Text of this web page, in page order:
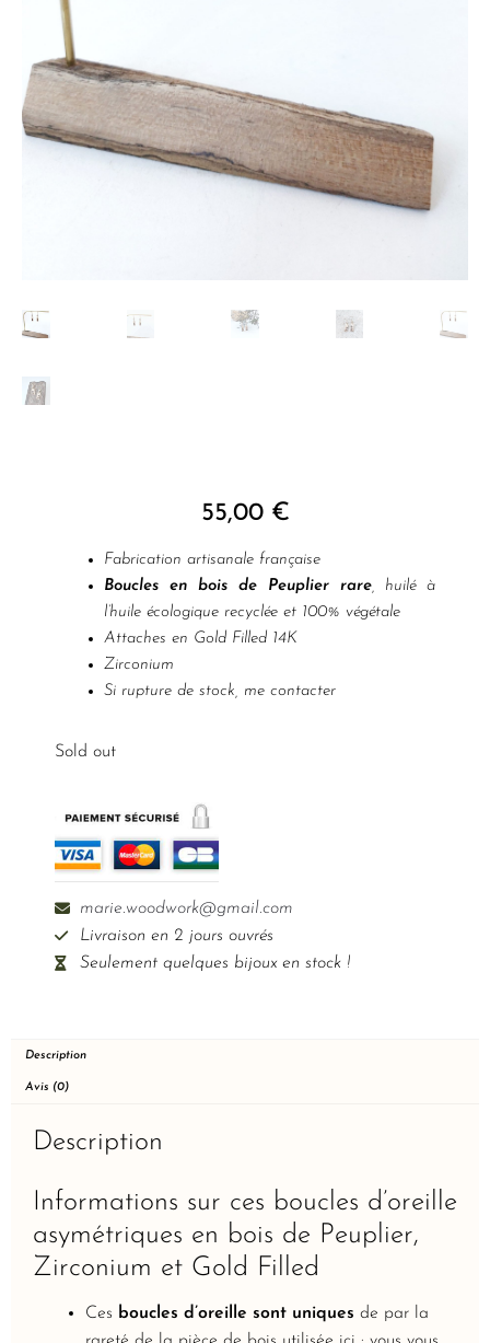
55,00 €
Fabrication artisanale française
Boucles en bois de Peuplier rare, huilé à
l’huile écologique recyclée et 100% végétale
Attaches en Gold Filled 14K
Zirconium
Si rupture de stock, me contacter
Sold out
marie.woodwork@gmail.com
Livraison en 2 jours ouvrés
Seulement quelques bijoux en stock !
Description
Avis (0)
Description
Informations sur ces boucles d’oreille
asymétriques en bois de Peuplier,
Zirconium et Gold Filled
Ces boucles d’oreille sont uniques de par la